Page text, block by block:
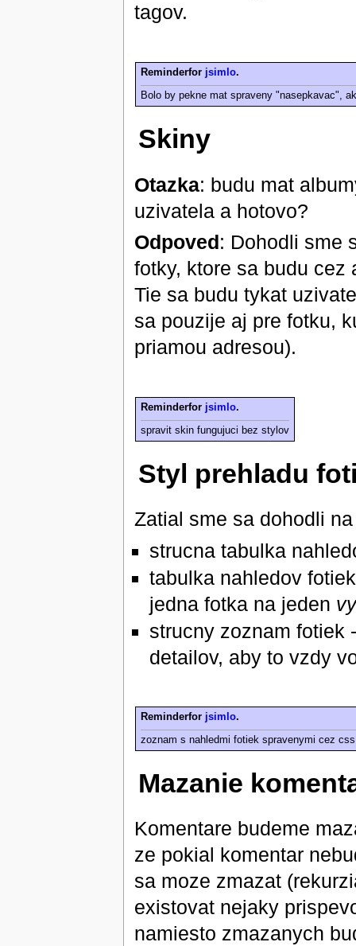
tagov.
Reminderfor jsimlo.
Bolo by pekne mat spraveny "nasepkavac",
Skiny
Otazka: budu mat
uzivatela a hotovo?
Odpoved: Dohodli sme
fotky, ktore sa budu cez
Tie sa budu tykat
sa pouzije aj pre fotku,
priamou adresou).
Reminderfor jsimlo.
spravit skin fungujuci bez stylov
Styl prehladu
Zatial sme sa dohodli
strucna tabulka
tabulka nahledov
jedna fotka na jeden
strucny zoznam fotiek
detailov, aby to vzdy
Reminderfor jsimlo.
zoznam s nahledmi fotiek spravenymi cez
Mazanie
Komentare budeme
ze pokial komentar
sa moze zmazat
existovat nejaky
namiesto zmazanych